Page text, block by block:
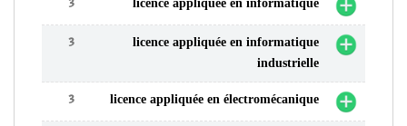
licence appliquée en informatique
licence appliquée en informatique
industrielle
3
licence appliquée en électromécanique
3